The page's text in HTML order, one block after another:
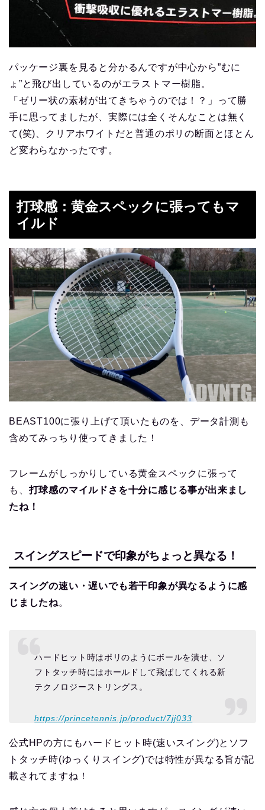
パッケージ裏を見ると分かるんですが中心から”むに
ょ”と飛び出しているのがエラストマー樹脂。
「ゼリー状の素材が出てきちゃうのでは！？」って勝
手に思ってましたが、実際には全くそんなことは無く
て(笑)、クリアホワイトだと普通のポリの断面とほとん
ど変わらなかったです。
打球感：黄金スペックに張ってもマ
イルド
BEAST100に張り上げて頂いたものを、データ計測も
含めてみっちり使ってきました！
フレームがしっかりしている黄金スペックに張って
も、打球感のマイルドさを十分に感じる事が出来まし
たね！
スイングスピードで印象がちょっと異なる！
スイングの速い・遅いでも若干印象が異なるように感
じましたね。
ハードヒット時はポリのようにボールを潰せ、ソ
フトタッチ時にはホールドして飛ばしてくれる新
テクノロジーストリングス。
https://princetennis.jp/product/7jj033
公式HPの方にもハードヒット時(速いスイング)とソフ
トタッチ時(ゆっくりスイング)では特性が異なる旨が記
載されてますね！